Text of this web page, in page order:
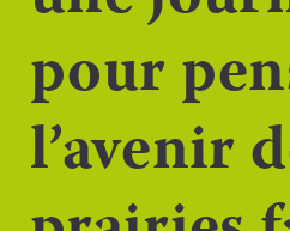
pour
l’avenir